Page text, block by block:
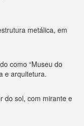
metálica, em
como “Museu do
e arquitetura.
do sol, com mirante e